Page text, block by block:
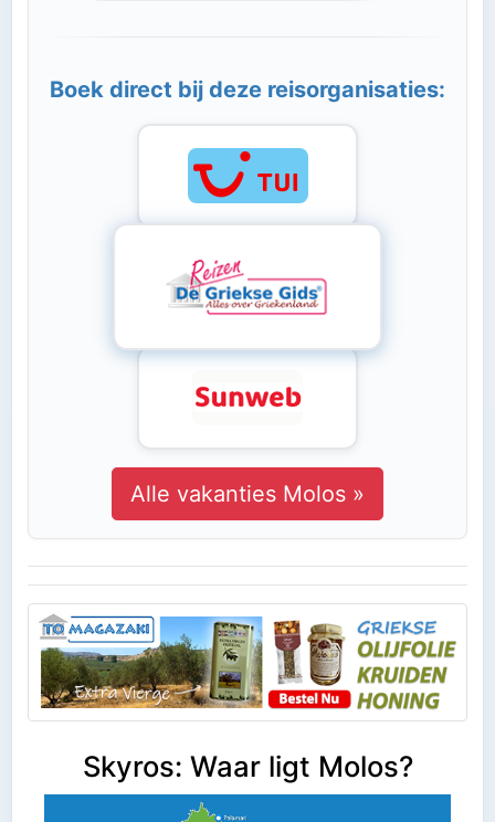
Boek direct bij deze reisorganisaties:
Alle vakanties Molos »
Skyros: Waar ligt Molos?